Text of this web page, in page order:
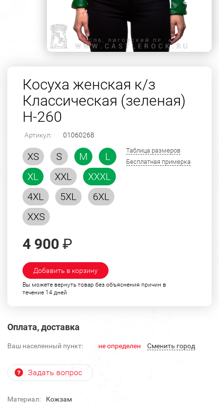
Косуха женская к/з
Классическая (зеленая)
H-260
Артикул: 01060268
XS S M
L
XL
XXL
XXXL
4XL
5XL
6XL
XXS
Таблица размеров
Бесплатная примерка
4 900 ₽
Добавить в корзину
Вы можете вернуть товар без объяснения причин в
течение 14 дней
Оплата, доставка
Ваш населенный пункт: не определен Cменить город
Задать вопрос
Материал:
Кожзам